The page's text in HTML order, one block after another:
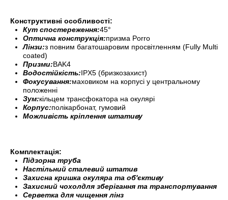
Конструктивні особливості:
Кут спостереження:45°
Оптична конструкція:призма Porro
Лінзи:з повним багатошаровим просвітленням (Fully Multi
coated)
Призми:BAK4
Водостійкість:IPX5 (бризкозахист)
Фокусування:маховиком на корпусі у центральному
положенні
Зум:кільцем трансфокатора на окулярі
Корпус:полікарбонат, гумовий
Можливість кріплення штативу
Комплектація:
Підзорна труба
Настільний сталевий штатив
Захисна кришка окуляра та об'єктиву
Захисний чохолдля зберігання та транспортування
Серветка для чищення лінз